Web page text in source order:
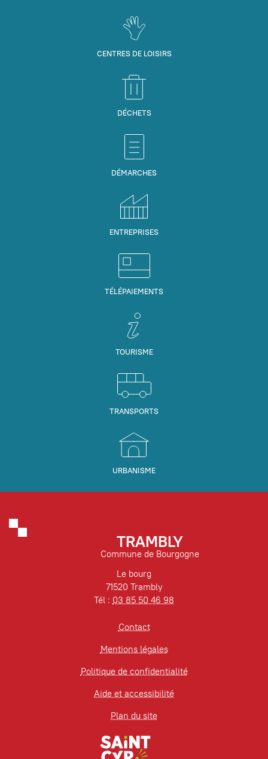
CENTRES DE LOISIRS
DÉCHETS
DÉMARCHES
ENTREPRISES
TÉLÉPAIEMENTS
TOURISME
TRANSPORTS
URBANISME
TRAMBLY
Commune de Bourgogne
Le bourg
71520 Trambly
Tél : 03 85 50 46 98
Contact
Mentions légales
Politique de confidentialité
Aide et accessibilité
Plan du site